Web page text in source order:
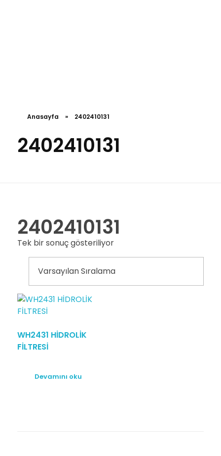
Anasayfa » 2402410131
2402410131
2402410131
Tek bir sonuç gösteriliyor
WH2431 HİDROLİK
FİLTRESİ
Devamını oku